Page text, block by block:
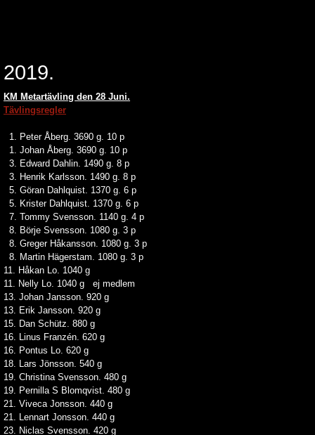
2019.
KM Metartävling den 28 Juni.
Tävlingsregler
1. Peter Åberg. 3690 g. 10 p
1. Johan Åberg. 3690 g. 10 p
3. Edward Dahlin. 1490 g. 8 p
3. Henrik Karlsson. 1490 g. 8 p
5. Göran Dahlquist. 1370 g. 6 p
5. Krister Dahlquist. 1370 g. 6 p
7. Tommy Svensson. 1140 g. 4 p
8. Börje Svensson. 1080 g. 3 p
8. Greger Håkansson. 1080 g. 3 p
8. Martin Hägerstam. 1080 g. 3 p
11. Håkan Lo. 1040 g
11. Nelly Lo. 1040 g ej medlem
13. Johan Jansson. 920 g
13. Erik Jansson. 920 g
15. Dan Schütz. 880 g
16. Linus Franzén. 620 g
16. Pontus Lo. 620 g
18. Lars Jönsson. 540 g
19. Christina Svensson. 480 g
19. Pernilla S Blomqvist. 480 g
21. Viveca Jonsson. 440 g
21. Lennart Jonsson. 440 g
23. Niclas Svensson. 420 g